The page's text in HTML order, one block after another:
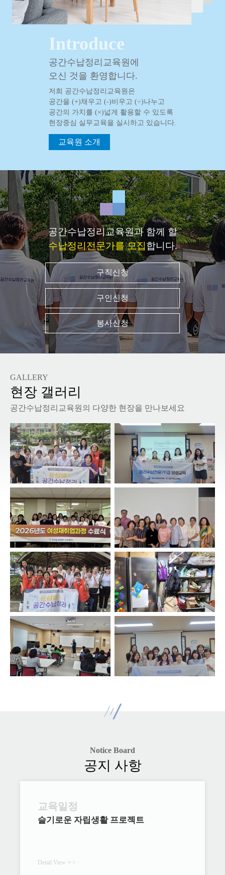
Introduce
공간수납정리교육원에
오신 것을 환영합니다.
저희 공간수납정리교육원은
공간을 (+)채우고 (-)비우고 (÷)나누고
공간의 가치를 (×)넓게 활용할 수 있도록
현장중심 실무교육을 실시하고 있습니다.
교육원 소개
공간수납정리교육원과 함께 할
수납정리전문가를 모집합니다.
구직신청
구인신청
봉사신청
GALLERY
현장 갤러리
공간수납정리교육원의 다양한 현장을 만나보세요
Notice Board
공지 사항
교육일정
슬기로운 자립생활 프로젝트
Detail View > >